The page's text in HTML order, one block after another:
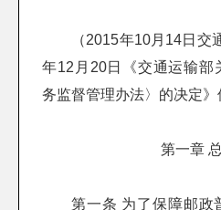
（2015年10月14日
年12月20日《交通运输部
务监督管理办法〉的决定》
第一章
第一条 为了保障邮政